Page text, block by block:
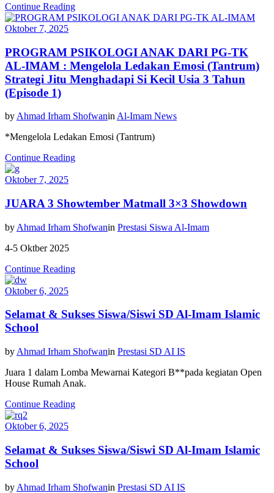
Continue Reading
Oktober 7, 2025
PROGRAM PSIKOLOGI ANAK DARI PG-TK
AL-IMAM : Mengelola Ledakan Emosi (Tantrum)
Strategi Jitu Menghadapi Si Kecil Usia 3 Tahun
(Episode 1)
by Ahmad Irham Shofwanin Al-Imam News
*Mengelola Ledakan Emosi (Tantrum)
Continue Reading
Oktober 7, 2025
JUARA 3 Showtember Matmall 3×3 Showdown
by Ahmad Irham Shofwanin Prestasi Siswa Al-Imam
4-5 Oktber 2025
Continue Reading
Oktober 6, 2025
Selamat & Sukses Siswa/Siswi SD Al-Imam Islamic
School
by Ahmad Irham Shofwanin Prestasi SD AI IS
Juara 1 dalam Lomba Mewarnai Kategori B**pada kegiatan Open
House Rumah Anak.
Continue Reading
Oktober 6, 2025
Selamat & Sukses Siswa/Siswi SD Al-Imam Islamic
School
by Ahmad Irham Shofwanin Prestasi SD AI IS